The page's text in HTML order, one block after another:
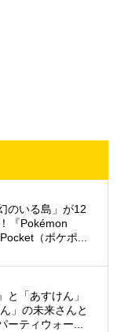
のいる島」が12
『Pokémon
（ポケポ...
と「あすけん」
」の未来さんと
ーティウォー...